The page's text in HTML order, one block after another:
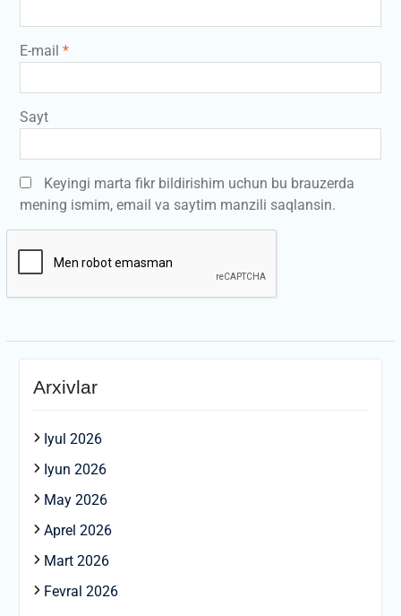
E-mail *
Sayt
Keyingi marta fikr bildirishim uchun bu brauzerda
mening ismim, email va saytim manzili saqlansin.
Arxivlar
Iyul 2026
Iyun 2026
May 2026
Aprel 2026
Mart 2026
Fevral 2026